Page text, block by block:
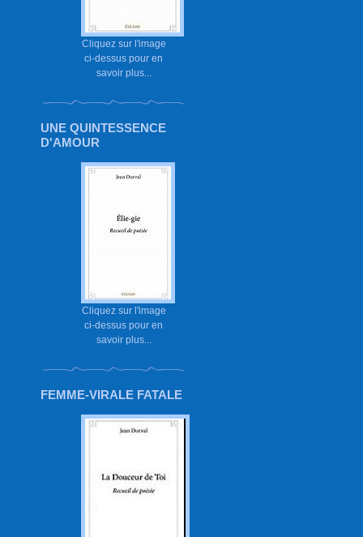
Cliquez sur l'image
ci-dessus pour en
savoir plus...
UNE QUINTESSENCE
D'AMOUR
Cliquez sur l'image
ci-dessus pour en
savoir plus...
FEMME-VIRALE FATALE